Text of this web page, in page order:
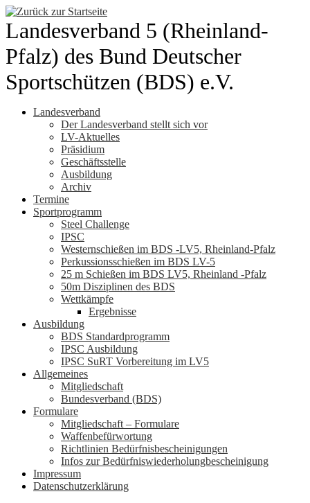
Zum
Inhalt
springen
Landesverband 5 (Rheinland-
Pfalz) des Bund Deutscher
Sportschützen (BDS) e.V.
Landesverband
Der Landesverband stellt sich vor
LV-Aktuelles
Präsidium
Geschäftsstelle
Ausbildung
Archiv
Termine
Sportprogramm
Steel Challenge
IPSC
Westernschießen im BDS -LV5, Rheinland-Pfalz
Perkussionsschießen im BDS LV-5
25 m Schießen im BDS LV5, Rheinland -Pfalz
50m Disziplinen des BDS
Wettkämpfe
Ergebnisse
Ausbildung
BDS Standardprogramm
IPSC Ausbildung
IPSC SuRT Vorbereitung im LV5
Allgemeines
Mitgliedschaft
Bundesverband (BDS)
Formulare
Mitgliedschaft – Formulare
Waffenbefürwortung
Richtlinien Bedürfnisbescheinigungen
Infos zur Bedürfniswiederholungbescheinigung
Impressum
Datenschutzerklärung